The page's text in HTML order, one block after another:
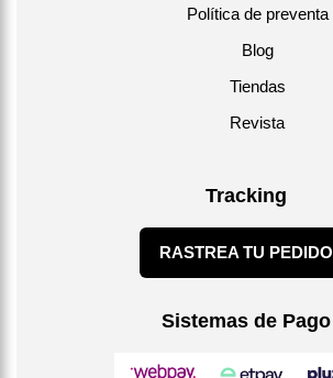
Política de preventa
Blog
Tiendas
Revista
Tracking
RASTREA TU PEDIDO
Sistemas de Pago